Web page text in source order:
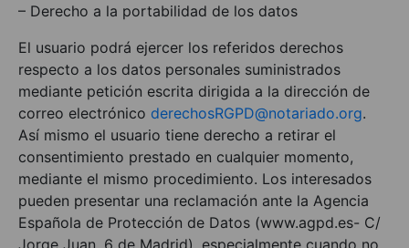
– Derecho a la portabilidad de los datos
El usuario podrá ejercer los referidos derechos
respecto a los datos personales suministrados
mediante petición escrita dirigida a la dirección de
correo electrónico derechosRGPD@notariado.org.
Así mismo el usuario tiene derecho a retirar el
consentimiento prestado en cualquier momento,
mediante el mismo procedimiento. Los interesados
pueden presentar una reclamación ante la Agencia
Española de Protección de Datos (www.agpd.es- C/
Jorge Juan, 6 de Madrid), especialmente cuando no